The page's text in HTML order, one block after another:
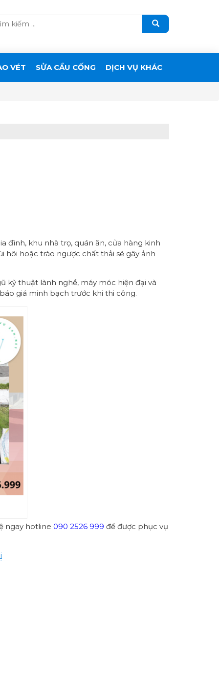
VÉT SỬA CẦU CỐNG DỊCH VỤ KHÁC
đình, khu nhà trọ, quán ăn, cửa hàng kinh
hoặc trào ngược chất thải sẽ gây ảnh
kỹ thuật lành nghề, máy móc hiện đại và
giá minh bạch trước khi thi công.
ngay hotline 090 2526 999 để được phục vụ